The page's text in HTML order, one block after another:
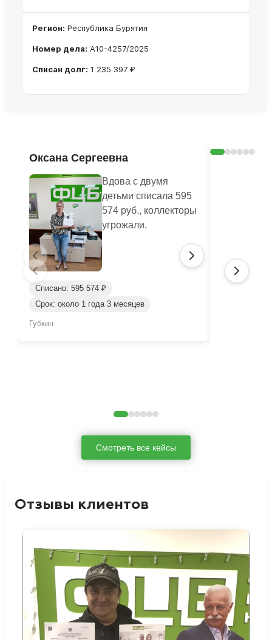
Регион: Республика Бурятия
Номер дела: А10-4257/2025
Списан долг: 1 235 397 ₽
Оксана Сергеевна
Вдова с двумя
детьми списала 595
574 руб., коллекторы
угрожали.
Списано: 595 574 ₽
Срок: около 1 года 3 месяцев
Губкин
Смотреть все кейсы
Отзывы клиентов